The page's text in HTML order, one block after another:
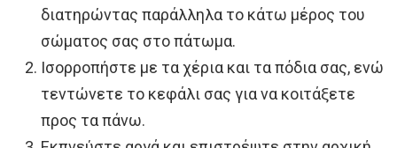
διατηρώντας παράλληλα το κάτω μέρος του
σώματος σας στο πάτωμα.
Ισορροπήστε με τα χέρια και τα πόδια σας, ενώ
τεντώνετε το κεφάλι σας για να κοιτάξετε
προς τα πάνω.